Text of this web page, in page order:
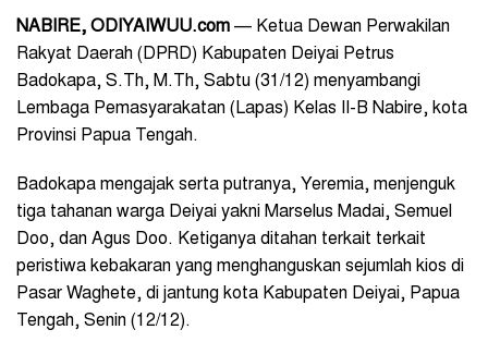
NABIRE, ODIYAIWUU.com — Ketua Dewan Perwakilan
Rakyat Daerah (DPRD) Kabupaten Deiyai Petrus
Badokapa, S.Th, M.Th, Sabtu (31/12) menyambangi
Lembaga Pemasyarakatan (Lapas) Kelas II-B Nabire, kota
Provinsi Papua Tengah.
Badokapa mengajak serta putranya, Yeremia, menjenguk
tiga tahanan warga Deiyai yakni Marselus Madai, Semuel
Doo, dan Agus Doo. Ketiganya ditahan terkait terkait
peristiwa kebakaran yang menghanguskan sejumlah kios di
Pasar Waghete, di jantung kota Kabupaten Deiyai, Papua
Tengah, Senin (12/12).